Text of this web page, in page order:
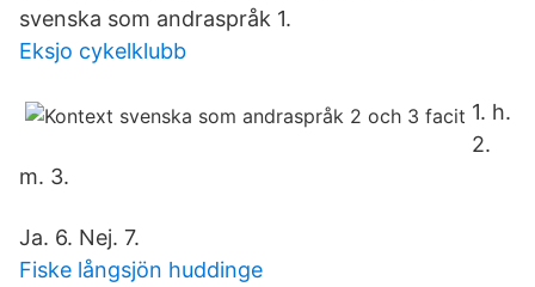
svenska som andraspråk 1.
Eksjo cykelklubb
1. h.
2.
m. 3.
Ja. 6. Nej. 7.
Fiske långsjön huddinge